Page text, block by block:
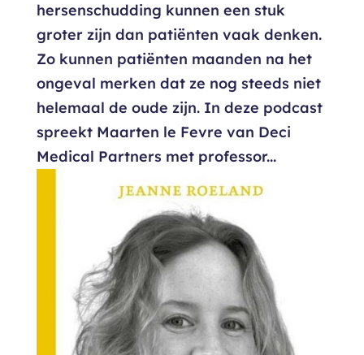
hersenschudding kunnen een stuk
groter zijn dan patiënten vaak denken.
Zo kunnen patiënten maanden na het
ongeval merken dat ze nog steeds niet
helemaal de oude zijn. In deze podcast
spreekt Maarten le Fevre van Deci
Medical Partners met professor...